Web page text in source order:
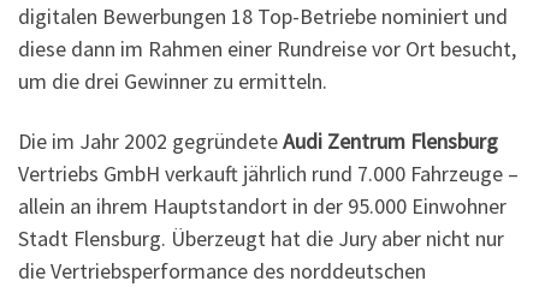
digitalen Bewerbungen 18 Top-Betriebe nominiert und
diese dann im Rahmen einer Rundreise vor Ort besucht,
um die drei Gewinner zu ermitteln.
Die im Jahr 2002 gegründeteAudi Zentrum Flensburg
Vertriebs GmbH verkauft jährlich rund 7.000 Fahrzeuge –
allein an ihrem Hauptstandort in der 95.000 Einwohner
Stadt Flensburg. Überzeugt hat die Jury aber nicht nur
die Vertriebsperformance des norddeutschen